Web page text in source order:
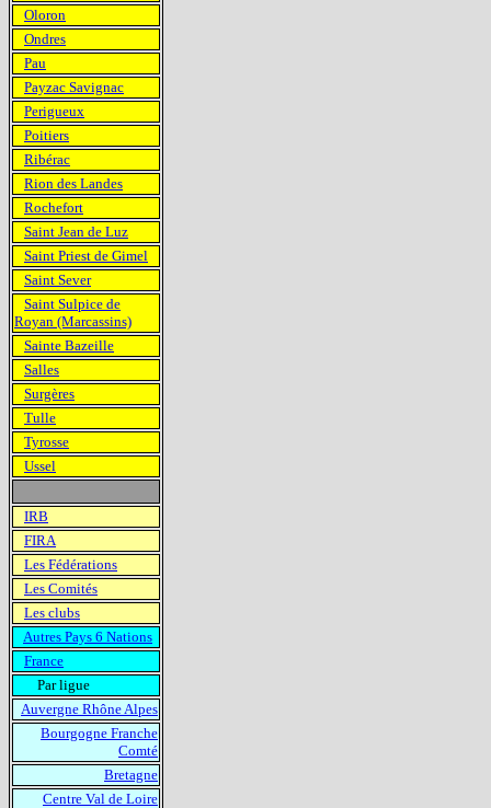
Oloron
Ondres
Pau
Payzac Savignac
Perigueux
Poitiers
Ribérac
Rion des Landes
Rochefort
Saint Jean de Luz
Saint Priest de Gimel
Saint Sever
Saint Sulpice de
Royan (Marcassins)
Sainte Bazeille
Salles
Surgères
Tulle
Tyrosse
Ussel
IRB
FIRA
Les Fédérations
Les Comités
Les clubs
Autres Pays 6 Nations
France
Par ligue
Auvergne Rhône Alpes
Bourgogne Franche
Comté
Bretagne
Centre Val de Loire